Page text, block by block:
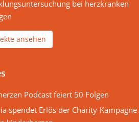
bei herzkranken
ansehen
Podcast feiert 50 Folgen
spendet Erlös der Charity-Kampagne